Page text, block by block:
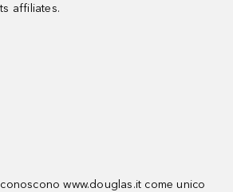
affiliates.
www.douglas.it come unico